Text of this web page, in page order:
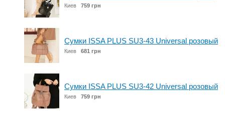
Киев 759 грн
Сумки ISSA PLUS SU3-43 Universal розовый
Киев 681 грн
Сумки ISSA PLUS SU3-42 Universal розовый
Киев 759 грн